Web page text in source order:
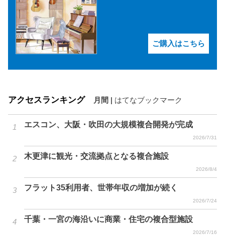
ご購入はこちら
アクセスランキング 月間 | はてなブックマーク
エスコン、大阪・吹田の大規模複合開発が完成
2026/7/31
木更津に観光・交流拠点となる複合施設
2026/8/4
フラット35利用者、世帯年収の増加が続く
2026/7/24
千葉・一宮の海沿いに商業・住宅の複合型施設
2026/7/16